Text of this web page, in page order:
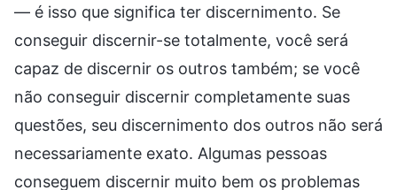
— é isso que significa ter discernimento. Se
conseguir discernir-se totalmente, você será
capaz de discernir os outros também; se você
não conseguir discernir completamente suas
questões, seu discernimento dos outros não será
necessariamente exato. Algumas pessoas
conseguem discernir muito bem os problemas